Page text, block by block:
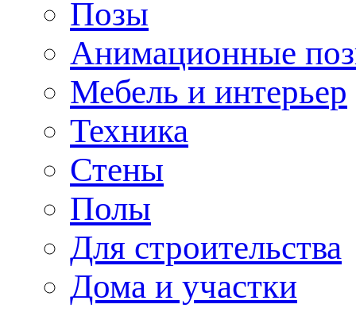
Позы
Анимационные
Мебель и интерьер
Техника
Стены
Полы
Для строительства
Дома и участки